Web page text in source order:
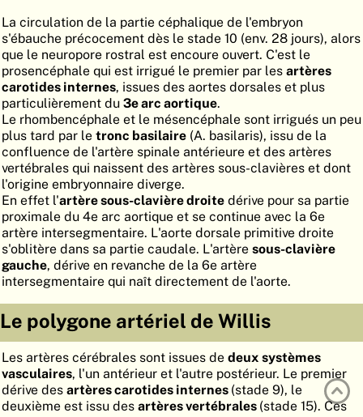
EMBRYOGÉNÈSE
ORGANOGÉNÈSE
ATLASEMBRYOLOGY
AIDE
DE
EN
La circulation de la partie céphalique de l'embryon
s'ébauche précocement dès le stade 10 (env. 28 jours), alors
que le neuropore rostral est encoure ouvert. C'est le
prosencéphale qui est irrigué le premier par les artères
carotides internes, issues des aortes dorsales et plus
particulièrement du 3e arc aortique.
Le rhombencéphale et le mésencéphale sont irrigués un peu
plus tard par le tronc basilaire (A. basilaris), issu de la
confluence de l'artère spinale antérieure et des artères
vertébrales qui naissent des artères sous-clavières et dont
l'origine embryonnaire diverge.
En effet l'artère sous-clavière droite dérive pour sa partie
proximale du 4e arc aortique et se continue avec la 6e
artère intersegmentaire. L'aorte dorsale primitive droite
s'oblitère dans sa partie caudale. L'artère sous-clavière
gauche, dérive en revanche de la 6e artère
intersegmentaire qui naît directement de l'aorte.
Le polygone artériel de Willis
Les artères cérébrales sont issues de deux systèmes
vasculaires, l'un antérieur et l'autre postérieur. Le premier
dérive des artères carotides internes (stade 9), le
deuxième est issu des artères vertébrales (stade 15). Ces